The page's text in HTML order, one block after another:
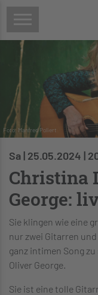
Foto: Manfred Poliert
Sa | 25.05.2024 |
Christina
George:
Sie klingen wie eine
nur zwei Gitarren
ganz intimen Song
Oliver George.
Sie ist eine tolle